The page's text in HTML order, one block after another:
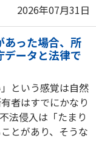
2026年07月31日
あった場合、所
ータと法律で
という感覚は自然
者はすでにかなり
法侵入は「たまり
とがあり、そうな